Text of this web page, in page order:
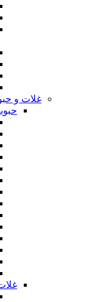
غلات و